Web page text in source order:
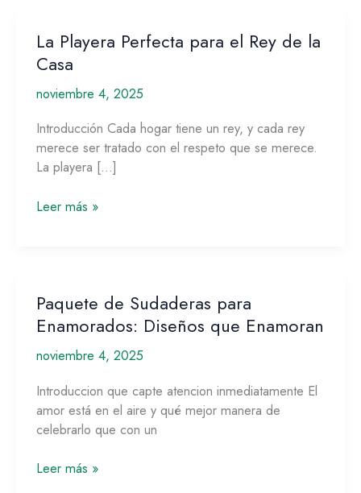
La Playera Perfecta para el Rey de la
Casa
noviembre 4, 2025
Introducción Cada hogar tiene un rey, y cada rey
merece ser tratado con el respeto que se merece.
La playera […]
La
Playera
para
Rey
de
la
Leer más »
Paquete de Sudaderas para
Enamorados: Diseños que Enamoran
noviembre 4, 2025
Introduccion que capte atencion inmediatamente El
amor está en el aire y qué mejor manera de
celebrarlo que con un
Paquete
de
para
Diseños
que
Enamoran
Leer más »